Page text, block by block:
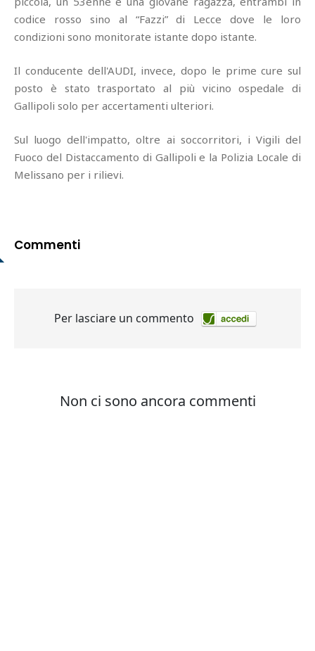
codice rosso sino al “Fazzi” di Lecce dove le loro
condizioni sono monitorate istante dopo istante.
Il conducente dell'AUDI, invece, dopo le prime cure sul
posto è stato trasportato al più vicino ospedale di
Gallipoli solo per accertamenti ulteriori.
Sul luogo dell'impatto, oltre ai soccorritori, i Vigili del
Fuoco del Distaccamento di Gallipoli e la Polizia Locale di
Melissano per i rilievi.
Commenti